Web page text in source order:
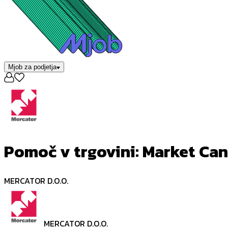
Mjob za podjetja
Pomoč v trgovini: Market
MERCATOR D.O.O.
MERCATOR D.O.O.